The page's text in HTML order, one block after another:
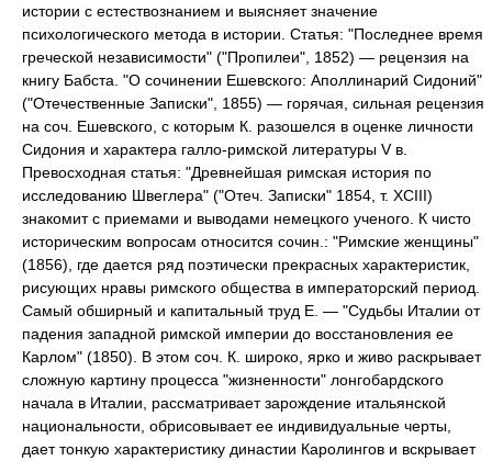
истории с естествознанием и выясняет значение
психологического метода в истории. Статья: "Последнее время
греческой независимости" ("Пропилеи", 1852) — рецензия на
книгу Бабста. "О сочинении Ешевского: Аполлинарий Сидоний"
("Отечественные Записки", 1855) — горячая, сильная рецензия
на соч. Ешевского, с которым К. разошелся в оценке личности
Сидония и характера галло-римской литературы V в.
Превосходная статья: "Древнейшая римская история по
исследованию Швеглера" ("Отеч. Записки" 1854, т. XCIII)
знакомит с приемами и выводами немецкого ученого. К чисто
историческим вопросам относится сочин.: "Римские женщины"
(1856), где дается ряд поэтически прекрасных характеристик,
рисующих нравы римского общества в императорский период.
Самый обширный и капитальный труд Е. — "Судьбы Италии от
падения западной римской империи до восстановления ее
Карлом" (1850). В этом соч. К. широко, ярко и живо раскрывает
сложную картину процесса "жизненности" лонгобардского
начала в Италии, рассматривает зарождение итальянской
национальности, обрисовывает ее индивидуальные черты,
дает тонкую характеристику династии Каролингов и вскрывает